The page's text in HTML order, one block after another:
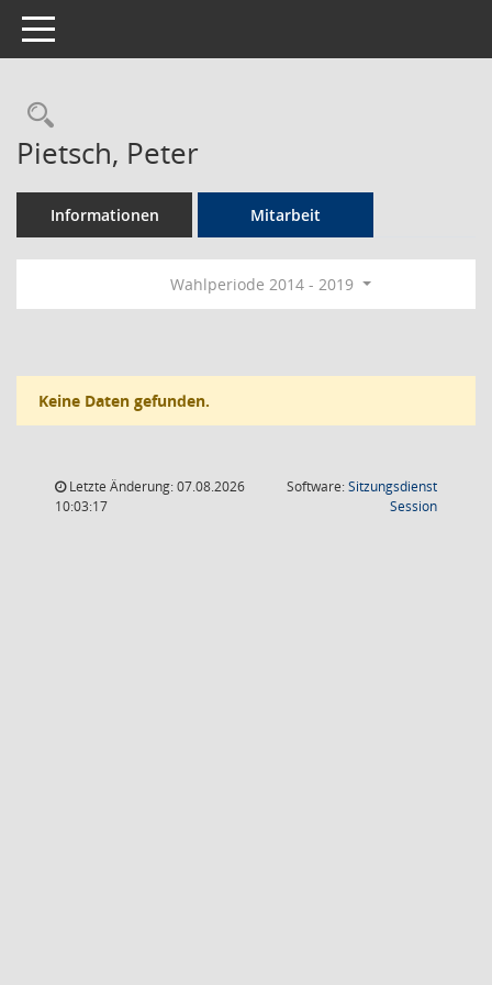
Toggle navigation
Rechercheauswahl
Pietsch, Peter
Informationen Mitarbeit
Wahlperiode 2014 - 2019
Keine Daten gefunden.
Letzte Änderung: 07.08.2026
10:03:17
Software:Sitzungsdienst
Session(Wird in